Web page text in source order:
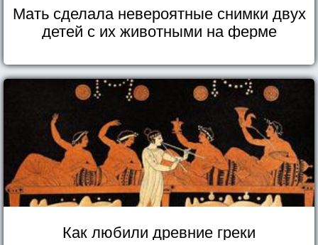
Мать сделала невероятные снимки двух
детей с их животными на ферме
Как любили древние греки